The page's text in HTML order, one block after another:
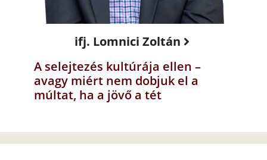
ifj. Lomnici Zoltán
A selejtezés kultúrája ellen –
avagy miért nem dobjuk el a
múltat, ha a jövő a tét